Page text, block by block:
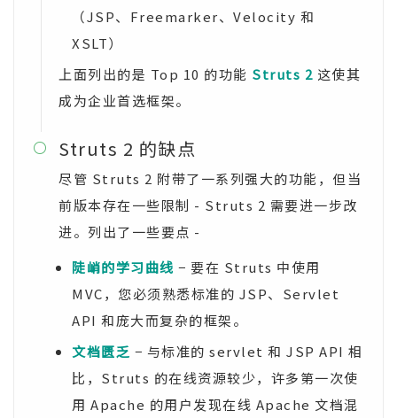
（JSP、Freemarker、Velocity 和
XSLT）
上面列出的是 Top 10 的功能 Struts 2 这使其
成为企业首选框架。
 Struts 2 的缺点
尽管 Struts 2 附带了一系列强大的功能，但当
前版本存在一些限制 - Struts 2 需要进一步改
进。列出了一些要点 -
陡峭的学习曲线 − 要在 Struts 中使用
MVC，您必须熟悉标准的 JSP、Servlet
API 和庞大而复杂的框架。
文档匮乏 − 与标准的 servlet 和 JSP API 相
比，Struts 的在线资源较少，许多第一次使
用 Apache 的用户发现在线 Apache 文档混